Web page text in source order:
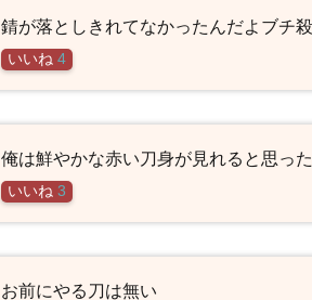
錆が落としきれてなかったんだよブチ
いいね 4
俺は鮮やかな赤い刀身が見れると思
いいね 3
お前にやる刀は無い